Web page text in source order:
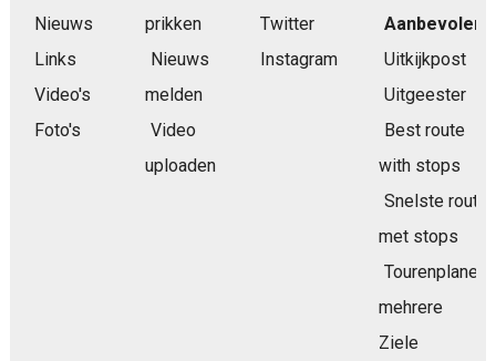
Nieuws
Links
Video's
Foto's
prikken
Nieuws
melden
Video
uploaden
Twitter
Instagram
Aanbevolen
Uitkijkpost
Uitgeester
Best route
with stops
Snelste route
met stops
Tourenplaner
mehrere
Ziele